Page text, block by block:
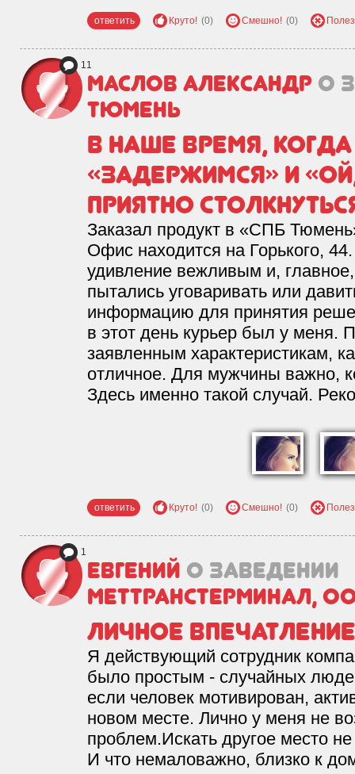
ответить Круто! (0) Смешно! (0)
11
Маслов Александр о
Тюмень
В наше время,
«задержимся» и
приятно
Заказал продукт в «СПБ
Офис находится на Горького,
удивление вежливым и,
пытались уговаривать или
информацию для принятия
в этот день курьер был у меня.
заявленным характеристикам,
отличное. Для мужчины важно,
Здесь именно такой случай.
ответить Круто! (0) Смешно! (0)
1
Евгений о заведении
МетТрансТерминал,
Личное впечатление
Я действующий сотрудник
было простым - случайных
если человек мотивирован,
новом месте. Лично у меня не
проблем.Искать другое место
И что немаловажно, близко к